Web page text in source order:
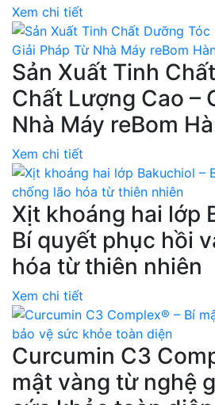
Xem chi tiết
Sản Xuất Tinh
Chất Lượng Cao –
Nhà Máy reBom
Xem chi tiết
Xịt khoáng hai lớp
Bí quyết phục hồi
hóa từ thiên nhiên
Xem chi tiết
Curcumin C3
mật vàng từ nghệ